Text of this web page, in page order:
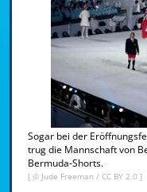
Sogar bei der
trug die Mannschaft von
Bermuda-Shorts.
[ © Jude Freeman / CC BY 2.0 ]